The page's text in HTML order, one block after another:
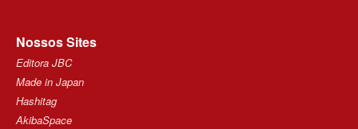
Nossos Sites
Editora JBC
Made in Japan
Hashitag
AkibaSpace